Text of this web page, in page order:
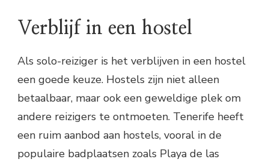
Verblijf in een hostel
Als solo-reiziger is het verblijven in een hostel
een goede keuze. Hostels zijn niet alleen
betaalbaar, maar ook een geweldige plek om
andere reizigers te ontmoeten. Tenerife heeft
een ruim aanbod aan hostels, vooral in de
populaire badplaatsen zoals Playa de las